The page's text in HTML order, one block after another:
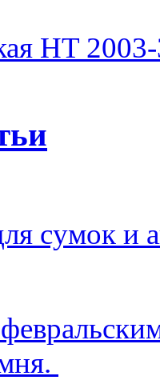
HT
сумок и